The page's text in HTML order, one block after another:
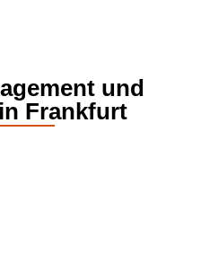
und
Frankfurt